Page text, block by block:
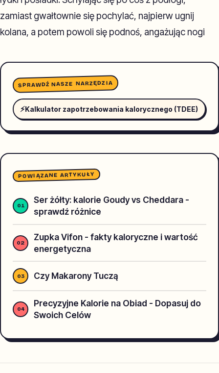
zamiast gwałtownie się pochylać, najpierw ugnij
kolana, a potem powoli się podnoś, angażując nogi
SPRAWDŹ NASZE NARZĘDZIA
⚡Kalkulator zapotrzebowania kalorycznego (TDEE)
POWIĄZANE ARTYKUŁY
Ser żółty: kalorie Goudy vs Cheddara -
sprawdź różnice
Zupka Vifon - fakty kaloryczne i wartość
energetyczna
Czy Makarony Tuczą
Precyzyjne Kalorie na Obiad - Dopasuj do
Swoich Celów